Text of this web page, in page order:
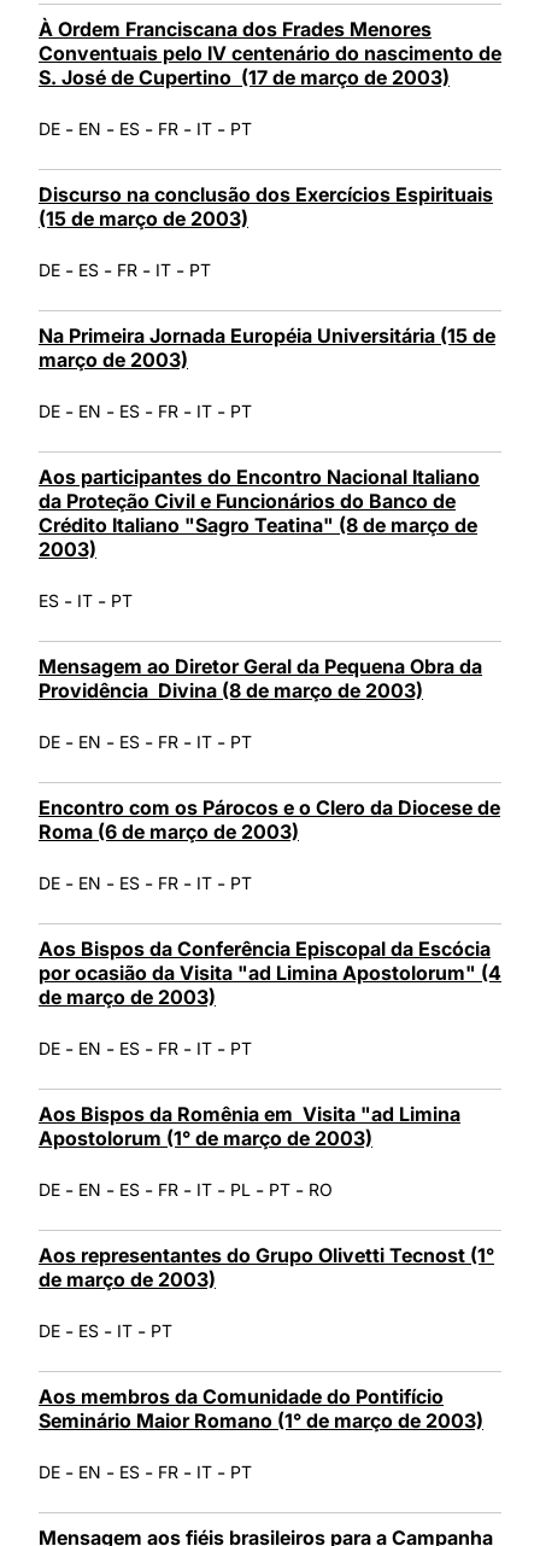
À Ordem Franciscana dos Frades Menores
Conventuais pelo IV centenário do nascimento de
S. José de Cupertino (17 de março de 2003)
DE - EN - ES - FR - IT - PT
Discurso na conclusão dos Exercícios Espirituais
(15 de março de 2003)
DE - ES - FR - IT - PT
Na Primeira Jornada Européia Universitária (15 de
março de 2003)
DE - EN - ES - FR - IT - PT
Aos participantes do Encontro Nacional Italiano
da Proteção Civil e Funcionários do Banco de
Crédito Italiano "Sagro Teatina" (8 de março de
2003)
ES - IT - PT
Mensagem ao Diretor Geral da Pequena Obra da
Providência Divina (8 de março de 2003)
DE - EN - ES - FR - IT - PT
Encontro com os Párocos e o Clero da Diocese de
Roma (6 de março de 2003)
DE - EN - ES - FR - IT - PT
Aos Bispos da Conferência Episcopal da Escócia
por ocasião da Visita "ad Limina Apostolorum" (4
de março de 2003)
DE - EN - ES - FR - IT - PT
Aos Bispos da Romênia em Visita "ad Limina
Apostolorum (1° de março de 2003)
DE - EN - ES - FR - IT - PL - PT - RO
Aos representantes do Grupo Olivetti Tecnost (1°
de março de 2003)
DE - ES - IT - PT
Aos membros da Comunidade do Pontifício
Seminário Maior Romano (1° de março de 2003)
DE - EN - ES - FR - IT - PT
Mensagem aos fiéis brasileiros para a Campanha